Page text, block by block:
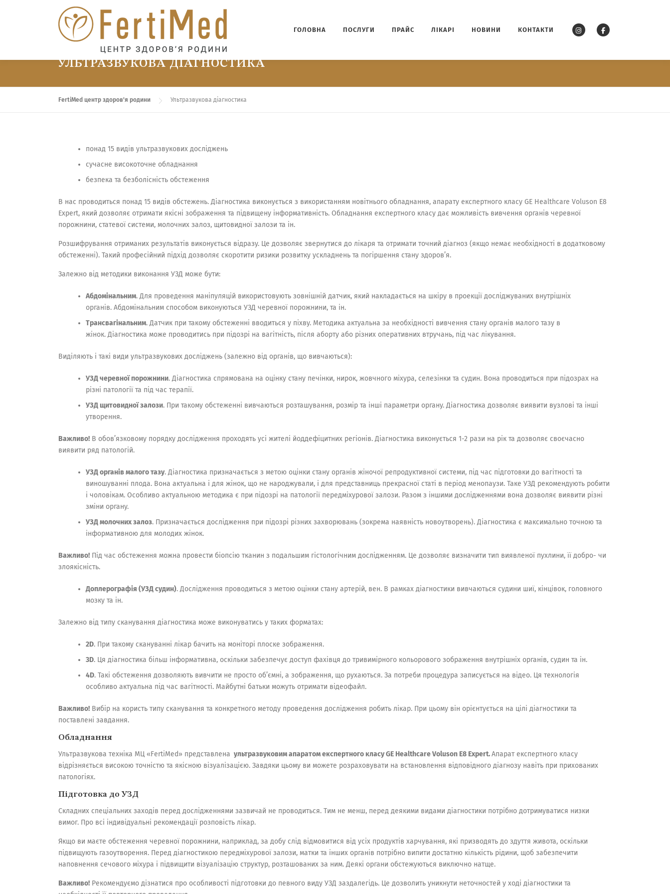
ГОЛОВНА ПОСЛУГИ ПРАЙС ЛІКАРІ НОВИНИ КОНТАКТИ
УЛЬТРАЗВУКОВА ДІАГНОСТИКА
FertiMed центр здоров'я родини Ультразвукова діагностика
понад 15 видів ультразвукових досліджень
сучасне високоточне обладнання
безпека та безболісність обстеження
В нас проводиться понад 15 видів обстежень. Діагностика виконується з використанням новітнього обладнання, апарату експертного класу GE Healthcare Voluson E8
Expert, який дозволяє отримати якісні зображення та підвищену інформативність. Обладнання експертного класу дає можливість вивчення органів черевної
порожнини, статевої системи, молочних залоз, щитовидної залози та ін.
Розшифрування отриманих результатів виконується відразу. Це дозволяє звернутися до лікаря та отримати точний діагноз (якщо немає необхідності в додатковому
обстеженні). Такий професійний підхід дозволяє скоротити ризики розвитку ускладнень та погіршення стану здоров’я.
Залежно від методики виконання УЗД може бути:
Абдомінальним. Для проведення маніпуляцій використовують зовнішній датчик, який накладається на шкіру в проекції досліджуваних внутрішніх
органів. Абдомінальним способом виконуються УЗД черевної порожнини, та ін.
Трансвагінальним. Датчик при такому обстеженні вводиться у піхву. Методика актуальна за необхідності вивчення стану органів малого тазу в
жінок. Діагностика може проводитись при підозрі на вагітність, після аборту або різних оперативних втручань, під час лікування.
Виділяють і такі види ультразвукових досліджень (залежно від органів, що вивчаються):
УЗД черевної порожнини. Діагностика спрямована на оцінку стану печінки, нирок, жовчного міхура, селезінки та судин. Вона проводиться при підозрах на
різні патології та під час терапії.
УЗД щитовидної залози. При такому обстеженні вивчаються розташування, розмір та інші параметри органу. Діагностика дозволяє виявити вузлові та інші
утворення.
Важливо! В обов’язковому порядку дослідження проходять усі жителі йоддефіцитних регіонів. Діагностика виконується 1-2 рази на рік та дозволяє своєчасно
виявити ряд патологій.
УЗДорганів малого тазу. Діагностика призначається з метою оцінки стану органів жіночої репродуктивної системи, під час підготовки до вагітності та
виношуванні плода. Вона актуальна і для жінок, що не народжували, і для представниць прекрасної статі в період менопаузи. Таке УЗД рекомендують робити
і чоловікам. Особливо актуальною методика є при підозрі на патології передміхурової залози. Разом з іншими дослідженнями вона дозволяє виявити різні
зміни органу.
УЗД молочних залоз. Призначається дослідження при підозрі різних захворювань (зокрема наявність новоутворень). Діагностика є максимально точною та
інформативною для молодих жінок.
Важливо! Під час обстеження можна провести біопсію тканин з подальшим гістологічним дослідженням. Це дозволяє визначити тип виявленої пухлини, її добро- чи
злоякісність.
Доплерографія (УЗД судин). Дослідження проводиться з метою оцінки стану артерій, вен. В рамках діагностики вивчаються судини шиї, кінцівок, головного
мозку та ін.
Залежно від типу сканування діагностика може виконуватись у таких форматах:
2D. При такому скануванні лікар бачить на моніторі плоске зображення.
3D. Ця діагностика більш інформативна, оскільки забезпечує доступ фахівця до тривимірного кольорового зображення внутрішніх органів, судин та ін.
4D. Такі обстеження дозволяють вивчити не просто об’ємні, а зображення, що рухаються. За потреби процедура записується на відео. Ця технологія
особливо актуальна під час вагітності. Майбутні батьки можуть отримати відеофайл.
Важливо! Вибір на користь типу сканування та конкретного методу проведення дослідження робить лікар. При цьому він орієнтується на цілі діагностики та
поставлені завдання.
Обладнання
Ультразвукова техніка МЦ «FertiMed» представлена ультразвуковим апаратом експертного класуGE HealthcareVoluson E8 Expert.Апарат експертного класу
відрізняється високою точністю та якісною візуалізацією. Завдяки цьому ви можете розраховувати на встановлення відповідного діагнозу навіть при прихованих
патологіях.
Підготовка до УЗД
Складних спеціальних заходів перед дослідженнями зазвичай не проводиться. Тим не менш, перед деякими видами діагностики потрібно дотримуватися низки
вимог. Про всі індивідуальні рекомендації розповість лікар.
Якщо ви маєте обстеження черевної порожнини, наприклад, за добу слід відмовитися від усіх продуктів харчування, які призводять до здуття живота, оскільки
підвищують газоутворення. Перед діагностикою передміхурової залози, матки та інших органів потрібно випити достатню кількість рідини, щоб забезпечити
наповнення сечового міхура і підвищити візуалізацію структур, розташованих за ним. Деякі органи обстежуються виключно натще.
Важливо! Рекомендуємо дізнатися про особливості підготовки до певного виду УЗД заздалегідь. Це дозволить уникнути неточностей у ході діагностики та